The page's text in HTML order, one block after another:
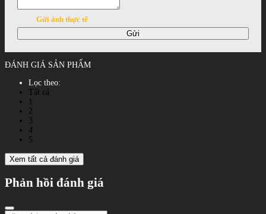
Gửi ảnh thực tế
Gửi
ĐÁNH GIÁ SẢN PHẨM
Lọc theo:
Tất cả
2
3
4
5
Xem tất cả đánh giá
Phản hồi đánh giá